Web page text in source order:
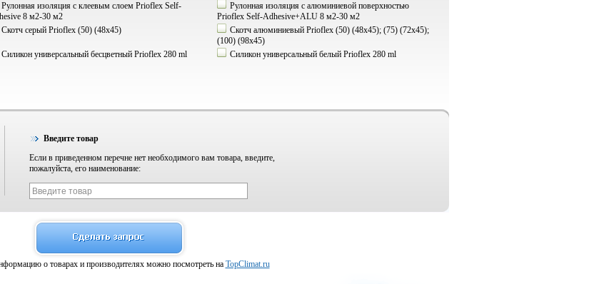
Рулонная изоляция с клеевым слоем Prioflex Self-
8 м2-30 м2
Рулонная изоляция с алюминиевой поверхностью
Prioflex Self-Adhesive+ALU 8 м2-30 м2
Скотч серый Prioflex (50) (48х45)
Скотч алюминиевый Prioflex (50) (48х45); (75) (72х45);
(100) (98х45)
Силикон универсальный бесцветный Prioflex 280 ml
Силикон универсальный белый Prioflex 280 ml
Введите товар
Если в приведенном перечне нет необходимого вам товара, введите,
пожалуйста, его наименование:
о товарах и производителях можно посмотреть на TopClimat.ru